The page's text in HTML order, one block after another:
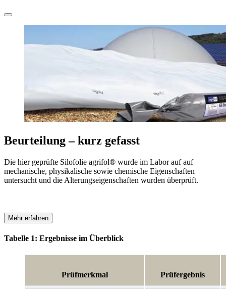
Beurteilung – kurz gefasst
Die hier geprüfte Silofolie agrifol® wurde im Labor auf auf
mechanische, physika­lische sowie chemische Eigenschaften
untersucht und die Alterungs­eigenschaften wurden überprüft.
Mehr erfahren
Tabelle 1: Ergebnisse im Überblick
Prüfmerkmal Prüfergebnis